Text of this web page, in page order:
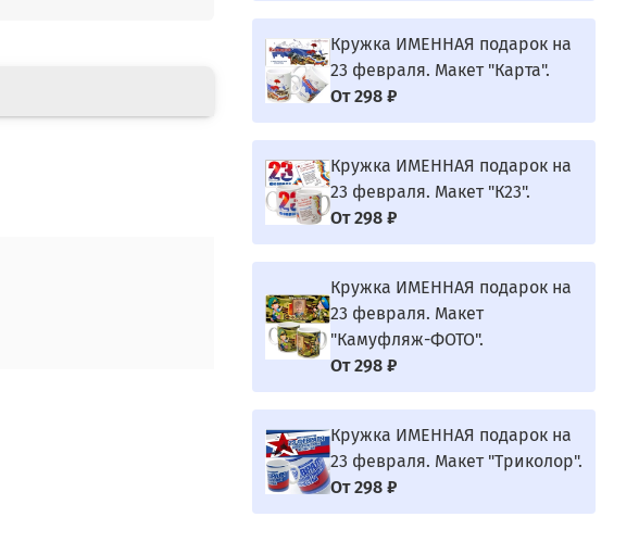
Кружка ИМЕННАЯ подарок на
23 февраля. Макет "Карта".
От 298 ₽
Кружка ИМЕННАЯ подарок на
23 февраля. Макет "К23".
От 298 ₽
Кружка ИМЕННАЯ подарок на
23 февраля. Макет
"Камуфляж-ФОТО".
От 298 ₽
Кружка ИМЕННАЯ подарок на
23 февраля. Макет "Триколор".
От 298 ₽